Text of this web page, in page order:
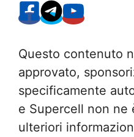
Questo contenuto
approvato,
specificamente
e Supercell non ne
ulteriori